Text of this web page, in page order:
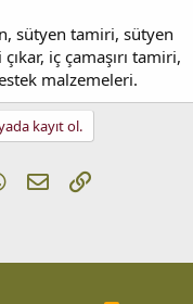
sütyen tamiri, sütyen
iç çamaşırı tamiri,
malzemeleri.
kayıt ol.
WhatsApp
E-postaLink